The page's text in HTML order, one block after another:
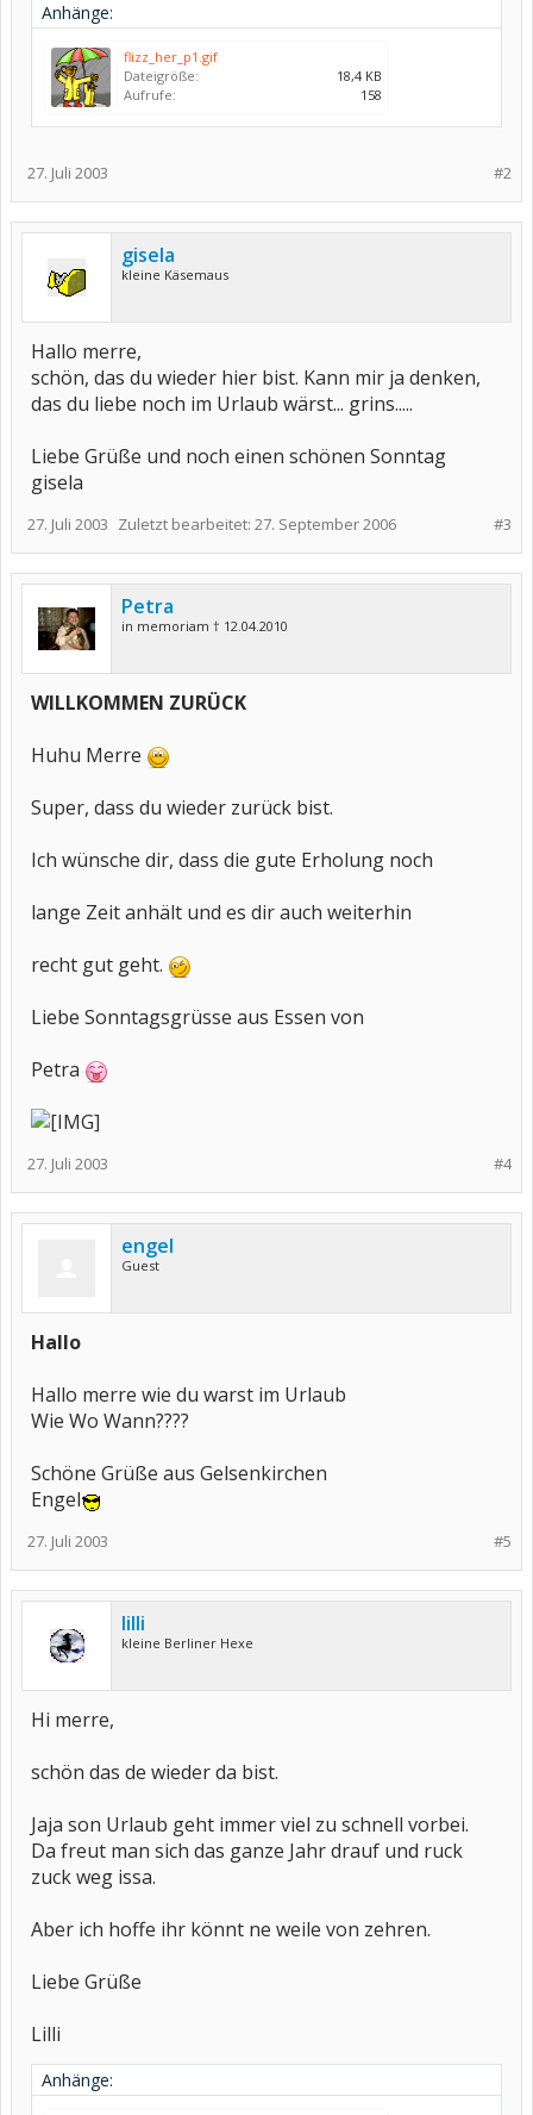
Anhänge:
flizz_her_p1.gif
Dateigröße:
18,4 KB
Aufrufe:
158
#2
27. Juli 2003
gisela
kleine Käsemaus
Hallo merre,
schön, das du wieder hier bist. Kann mir ja denken,
das du liebe noch im Urlaub wärst... grins.....
Liebe Grüße und noch einen schönen Sonntag
gisela
#3
27. Juli 2003 Zuletzt bearbeitet: 27. September 2006
Petra
in memoriam † 12.04.2010
WILLKOMMEN ZURÜCK
Huhu Merre
Super, dass du wieder zurück bist.
Ich wünsche dir, dass die gute Erholung noch
lange Zeit anhält und es dir auch weiterhin
recht gut geht.
Liebe Sonntagsgrüsse aus Essen von
Petra
#4
27. Juli 2003
engel
Guest
Hallo
Hallo merre wie du warst im Urlaub
Wie Wo Wann????
Schöne Grüße aus Gelsenkirchen
Engel
#5
27. Juli 2003
lilli
kleine Berliner Hexe
Hi merre,
schön das de wieder da bist.
Jaja son Urlaub geht immer viel zu schnell vorbei.
Da freut man sich das ganze Jahr drauf und ruck
zuck weg issa.
Aber ich hoffe ihr könnt ne weile von zehren.
Liebe Grüße
Lilli
Anhänge: